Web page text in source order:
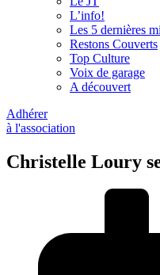
L’info!
Les 5 dernières
Restons Couverts
Top Culture
Voix de garage
A découvert
Adhérer
à l'association
Christelle Loury